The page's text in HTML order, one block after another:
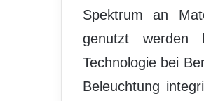
Spektrum an
genutzt werden
Technologie bei
Beleuchtung